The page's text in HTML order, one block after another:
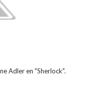
Adler en "Sherlock".